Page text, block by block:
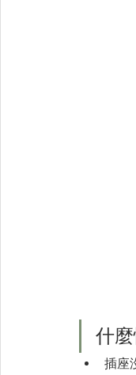
什
插座